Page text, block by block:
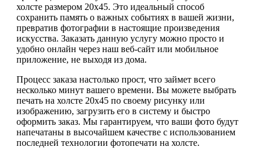
холсте размером 20х45. Это идеальный способ
сохранить память о важных событиях в вашей жизни,
превратив фотографии в настоящие произведения
искусства. Заказать данную услугу можно просто и
удобно онлайн через наш веб-сайт или мобильное
приложение, не выходя из дома.
Процесс заказа настолько прост, что займет всего
несколько минут вашего времени. Вы можете выбрать
печать на холсте 20х45 по своему рисунку или
изображению, загрузить его в систему и быстро
оформить заказ. Мы гарантируем, что ваши фото будут
напечатаны в высочайшем качестве с использованием
последней технологии фотопечати на холсте.